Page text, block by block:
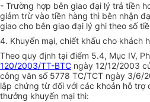
- Trường hợp bên giao đại lý trả tiền
giảm trừ vào tiền hàng thì bên nhận
giao cho bên giao đại lý ghi theo số
4. Khuyến mại, chiết khấu cho khách
Theo quy định tại điểm 5.4, Mục IV,
120/2003/TT-BTC ngày 12/12/2003
công văn số 5778 TC/TCT ngày 3/6/
lập chứng từ đối với các khoản hỗ trợ
thưởng khuyến mại thì: